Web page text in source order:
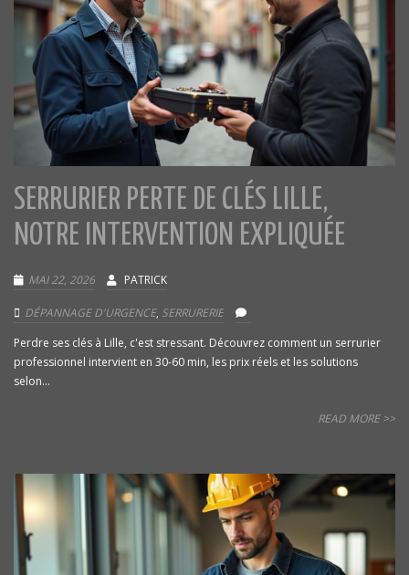
SERRURIER PERTE DE CLÉS LILLE,
NOTRE INTERVENTION EXPLIQUÉE
MAI 22, 2026 PATRICK
DÉPANNAGE D'URGENCE, SERRURERIE
Perdre ses clés à Lille, c'est stressant. Découvrez comment un serrurier
professionnel intervient en 30-60 min, les prix réels et les solutions
selon...
READ MORE >>